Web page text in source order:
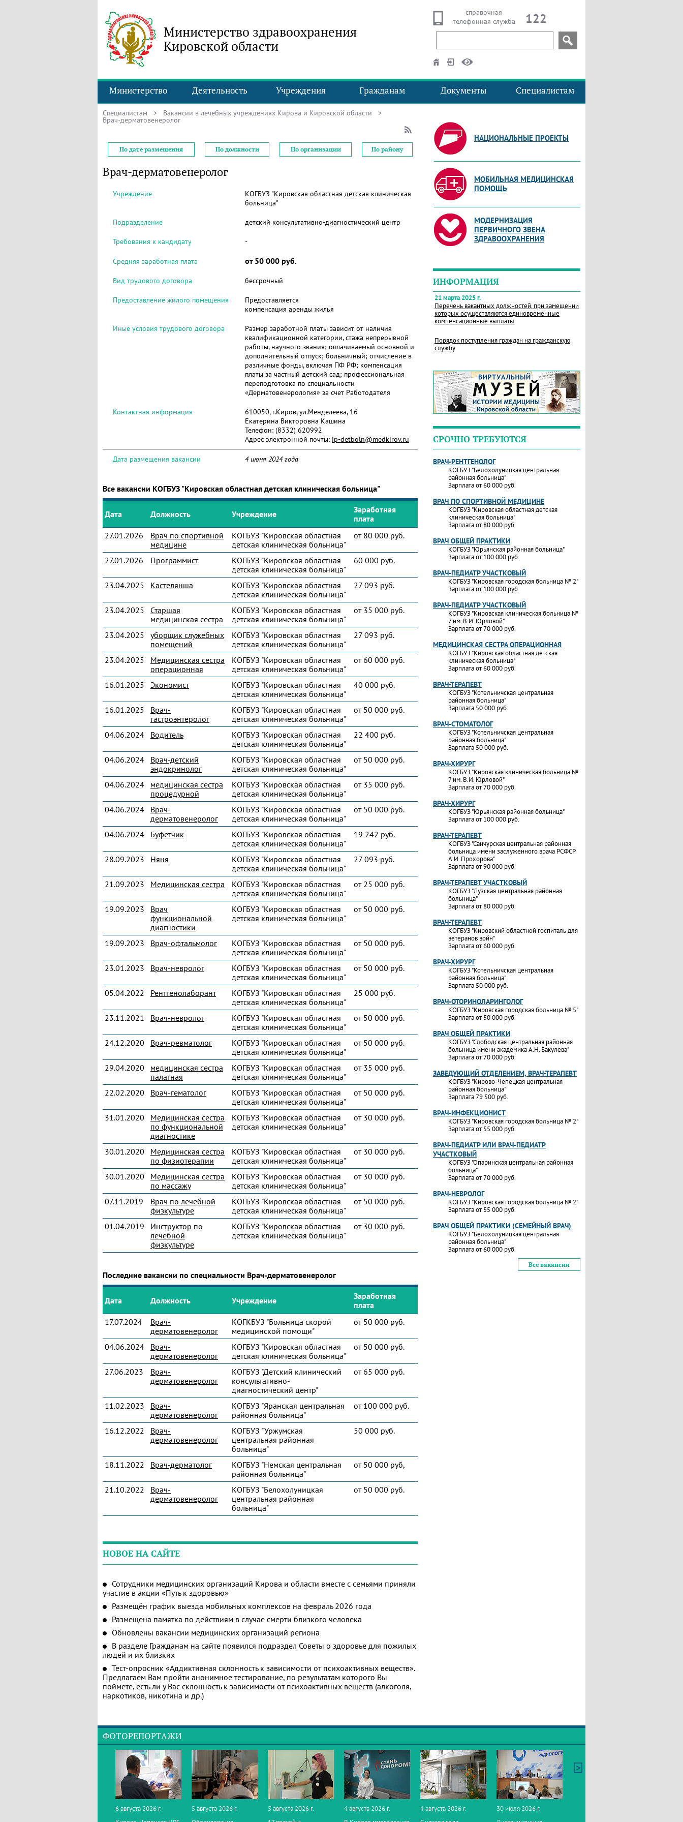
Министерство здравоохранения
Кировской области
справочная
телефонная служба
122
Министерство Деятельность Учреждения Гражданам Документы Специалистам
Специалистам > Вакансии в лечебных учреждениях Кирова и Кировской области >
Врач-дерматовенеролог
По дате размещения По должности По организации По району
Врач-дерматовенеролог
Учреждение
КОГБУЗ "Кировская областная детская клиническая
больница"
Подразделение детский консультативно-диагностический центр
Требования к кандидату -
Средняя заработная плата от 50 000 руб.
Вид трудового договора бессрочный
Предоставление жилого помещения
Предоставляется
компенсация аренды жилья
Иные условия трудового договора
Размер заработной платы зависит от наличия
квалификационной категории, стажа непрерывной
работы, научного звания; оплачиваемый основной и
дополнительный отпуск; больничный; отчисление в
различные фонды, включая ПФ РФ; компенсация
платы за частный детский сад; профессиональная
переподготовка по специальности
«Дерматовенерология» за счет Работодателя
Контактная информация
610050, г.Киров, ул.Менделеева, 16
Екатерина Викторовна Кашина
Телефон: (8332) 620992
Адрес электронной почты: ip-detboln@medkirov.ru
Дата размещения вакансии 4 июня 2024 года
Все вакансии КОГБУЗ "Кировская областная детская клиническая больница"
Дата Должность Учреждение
Заработная
плата
27.01.2026
Врач по спортивной
медицине
КОГБУЗ "Кировская областная
детская клиническая больница"
от 80 000 руб.
27.01.2026 Программист
КОГБУЗ "Кировская областная
детская клиническая больница"
60 000 руб.
23.04.2025 Кастелянша
КОГБУЗ "Кировская областная
детская клиническая больница"
27 093 руб.
23.04.2025
Старшая
медицинская сестра
КОГБУЗ "Кировская областная
детская клиническая больница"
от 35 000 руб.
23.04.2025
уборщик служебных
помещений
КОГБУЗ "Кировская областная
детская клиническая больница"
27 093 руб.
23.04.2025
Медицинская сестра
операционная
КОГБУЗ "Кировская областная
детская клиническая больница"
от 60 000 руб.
16.01.2025 Экономист
КОГБУЗ "Кировская областная
детская клиническая больница"
40 000 руб.
16.01.2025
Врач-
гастроэнтеролог
КОГБУЗ "Кировская областная
детская клиническая больница"
от 50 000 руб.
04.06.2024 Водитель
КОГБУЗ "Кировская областная
детская клиническая больница"
22 400 руб.
04.06.2024
Врач-детский
эндокринолог
КОГБУЗ "Кировская областная
детская клиническая больница"
от 50 000 руб.
04.06.2024
медицинская сестра
процедурной
КОГБУЗ "Кировская областная
детская клиническая больница"
от 35 000 руб.
04.06.2024
Врач-
дерматовенеролог
КОГБУЗ "Кировская областная
детская клиническая больница"
от 50 000 руб.
04.06.2024 Буфетчик
КОГБУЗ "Кировская областная
детская клиническая больница"
19 242 руб.
28.09.2023 Няня
КОГБУЗ "Кировская областная
детская клиническая больница"
27 093 руб.
21.09.2023 Медицинская сестра
КОГБУЗ "Кировская областная
детская клиническая больница"
от 25 000 руб.
19.09.2023
Врач
функциональной
диагностики
КОГБУЗ "Кировская областная
детская клиническая больница"
от 50 000 руб.
19.09.2023 Врач-офтальмолог
КОГБУЗ "Кировская областная
детская клиническая больница"
от 50 000 руб.
23.01.2023 Врач-невролог
КОГБУЗ "Кировская областная
детская клиническая больница"
от 50 000 руб.
05.04.2022 Рентгенолаборант
КОГБУЗ "Кировская областная
детская клиническая больница"
25 000 руб.
23.11.2021 Врач-невролог
КОГБУЗ "Кировская областная
детская клиническая больница"
от 50 000 руб.
24.12.2020 Врач-ревматолог
КОГБУЗ "Кировская областная
детская клиническая больница"
от 50 000 руб.
29.04.2020
медицинская сестра
палатная
КОГБУЗ "Кировская областная
детская клиническая больница"
от 35 000 руб.
22.02.2020 Врач-гематолог
КОГБУЗ "Кировская областная
детская клиническая больница"
от 50 000 руб.
31.01.2020
Медицинская сестра
по функциональной
диагностике
КОГБУЗ "Кировская областная
детская клиническая больница"
от 30 000 руб.
30.01.2020
Медицинская сестра
по физиотерапии
КОГБУЗ "Кировская областная
детская клиническая больница"
от 30 000 руб.
30.01.2020
Медицинская сестра
по массажу
КОГБУЗ "Кировская областная
детская клиническая больница"
от 30 000 руб.
07.11.2019
Врач по лечебной
физкультуре
КОГБУЗ "Кировская областная
детская клиническая больница"
от 50 000 руб.
01.04.2019
Инструктор по
лечебной
физкультуре
КОГБУЗ "Кировская областная
детская клиническая больница"
от 30 000 руб.
Последние вакансии по специальности Врач-дерматовенеролог
Дата Должность Учреждение
Заработная
плата
17.07.2024
Врач-
дерматовенеролог
КОГКБУЗ "Больница скорой
медицинской помощи"
от 50 000 руб.
04.06.2024
Врач-
дерматовенеролог
КОГБУЗ "Кировская областная
детская клиническая больница"
от 50 000 руб.
27.06.2023
Врач-
дерматовенеролог
КОГБУЗ "Детский клинический
консультативно-
диагностический центр"
от 65 000 руб.
11.02.2023
Врач-
дерматовенеролог
КОГБУЗ "Яранская центральная
районная больница"
от 100 000 руб.
16.12.2022
Врач-
дерматовенеролог
КОГБУЗ "Уржумская
центральная районная
больница"
50 000 руб.
18.11.2022 Врач-дерматолог
КОГБУЗ "Немская центральная
районная больница"
от 50 000 руб,
21.10.2022
Врач-
дерматовенеролог
КОГБУЗ "Белохолуницкая
центральная районная
больница"
от 50 000 руб.
НОВОЕ НА САЙТЕ
Сотрудники медицинских организаций Кирова и области вместе с семьями приняли
участие в акции «Путь к здоровью»
Размещён график выезда мобильных комплексов на февраль 2026 года
Размещена памятка по действиям в случае смерти близкого человека
Обновлены вакансии медицинских организаций региона
В разделе Гражданам на сайте появился подраздел Советы о здоровье для пожилых
людей и их близких
Тест-опросник «Аддиктивная склонность к зависимости от психоактивных веществ».
Предлагаем Вам пройти анонимное тестирование, по результатам которого Вы
поймете, есть ли у Вас склонность к зависимости от психоактивных веществ (алкоголя,
наркотиков, никотина и др.)
НАЦИОНАЛЬНЫЕ ПРОЕКТЫ
МОБИЛЬНАЯ МЕДИЦИНСКАЯ
ПОМОЩЬ
МОДЕРНИЗАЦИЯ
ПЕРВИЧНОГО ЗВЕНА
ЗДРАВООХРАНЕНИЯ
ИНФОРМАЦИЯ
21 марта 2025 г.
Перечень вакантных должностей, при замещении
которых осуществляются единовременные
компенсационные выплаты
Порядок поступления граждан на гражданскую
службу
СРОЧНО ТРЕБУЮТСЯ
ВРАЧ-РЕНТГЕНОЛОГ
КОГБУЗ "Белохолуницкая центральная
районная больница"
Зарплата от 60 000 руб.
ВРАЧ ПО СПОРТИВНОЙ МЕДИЦИНЕ
КОГБУЗ "Кировская областная детская
клиническая больница"
Зарплата от 80 000 руб.
ВРАЧ ОБЩЕЙ ПРАКТИКИ
КОГБУЗ "Юрьянская районная больница"
Зарплата от 100 000 руб.
ВРАЧ-ПЕДИАТР УЧАСТКОВЫЙ
КОГБУЗ "Кировская городская больница № 2"
Зарплата от 100 000 руб.
ВРАЧ-ПЕДИАТР УЧАСТКОВЫЙ
КОГБУЗ "Кировская клиническая больница №
7 им. В.И. Юрловой"
Зарплата от 70 000 руб.
МЕДИЦИНСКАЯ СЕСТРА ОПЕРАЦИОННАЯ
КОГБУЗ "Кировская областная детская
клиническая больница"
Зарплата от 60 000 руб.
ВРАЧ-ТЕРАПЕВТ
КОГБУЗ "Котельничская центральная
районная больница"
Зарплата 50 000 руб.
ВРАЧ-СТОМАТОЛОГ
КОГБУЗ "Котельничская центральная
районная больница"
Зарплата 50 000 руб.
ВРАЧ-ХИРУРГ
КОГБУЗ "Кировская клиническая больница №
7 им. В.И. Юрловой"
Зарплата от 70 000 руб.
ВРАЧ-ХИРУРГ
КОГБУЗ "Юрьянская районная больница"
Зарплата от 100 000 руб.
ВРАЧ-ТЕРАПЕВТ
КОГБУЗ "Санчурская центральная районная
больница имени заслуженного врача РСФСР
А.И. Прохорова"
Зарплата от 90 000 руб.
ВРАЧ-ТЕРАПЕВТ УЧАСТКОВЫЙ
КОГБУЗ "Лузская центральная районная
больница"
Зарплата от 80 000 руб.
ВРАЧ-ТЕРАПЕВТ
КОГБУЗ "Кировский областной госпиталь для
ветеранов войн"
Зарплата от 60 000 руб.
ВРАЧ-ХИРУРГ
КОГБУЗ "Котельничская центральная
районная больница"
Зарплата 50 000 руб.
ВРАЧ-ОТОРИНОЛАРИНГОЛОГ
КОГБУЗ "Кировская городская больница № 5"
Зарплата от 50 000 руб.
ВРАЧ ОБЩЕЙ ПРАКТИКИ
КОГБУЗ "Слободская центральная районная
больница имени академика А.Н. Бакулева"
Зарплата от 70 000 руб.
ЗАВЕДУЮЩИЙ ОТДЕЛЕНИЕМ, ВРАЧ-ТЕРАПЕВТ
КОГБУЗ "Кирово-Чепецкая центральная
районная больница"
Зарплата 79 500 руб.
ВРАЧ-ИНФЕКЦИОНИСТ
КОГБУЗ "Кировская городская больница № 2"
Зарплата от 55 000 руб.
ВРАЧ-ПЕДИАТР ИЛИ ВРАЧ-ПЕДИАТР
УЧАСТКОВЫЙ
КОГБУЗ "Опаринская центральная районная
больница"
Зарплата от 70 000 руб.
ВРАЧ-НЕВРОЛОГ
КОГБУЗ "Кировская городская больница № 2"
Зарплата от 55 000 руб.
ВРАЧ ОБЩЕЙ ПРАКТИКИ (СЕМЕЙНЫЙ ВРАЧ)
КОГБУЗ "Белохолуницкая центральная
районная больница"
Зарплата от 60 000 руб.
Все вакансии
ФОТОРЕПОРТАЖИ
6 августа 2026 г.
5 августа 2026 г.
5 августа 2026 г.
4 августа 2026 г.
4 августа 2026 г.
30 июля 2026 г.